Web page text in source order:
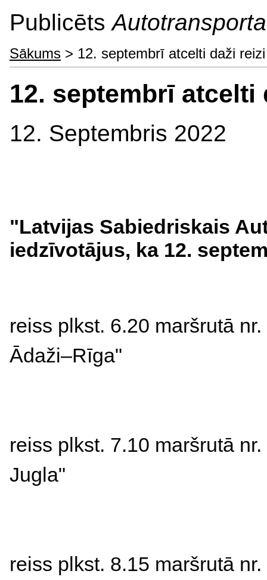
Publicēts
Sākums > 12. septembrī atcelti daži
12. septembrī atcelti
12. Septembris 2022
"Latvijas Sabiedriskais
iedzīvotājus, ka 12.
reiss plkst. 6.20 maršrutā nr.
Ādaži–Rīga"
reiss plkst. 7.10 maršrutā nr.
Jugla"
reiss plkst. 8.15 maršrutā nr.